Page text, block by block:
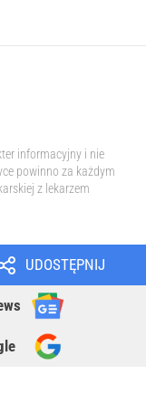
informacyjny i nie
powinno za każdym
z lekarzem
UDOSTĘPNIJ